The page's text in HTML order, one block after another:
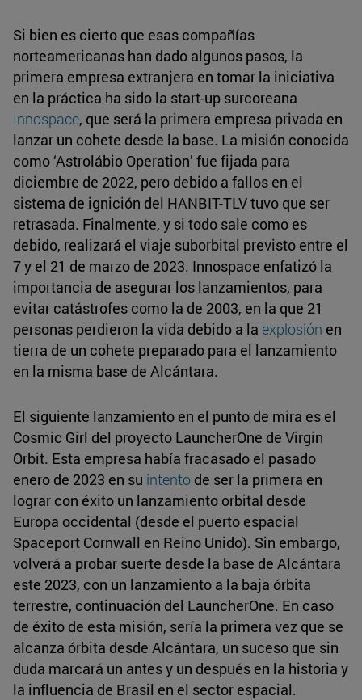
Si bien es cierto que esas compañías
norteamericanas han dado algunos pasos, la
primera empresa extranjera en tomar la iniciativa
en la práctica ha sido la start-up surcoreana
Innospace, que será la primera empresa privada en
lanzar un cohete desde la base. La misión conocida
como ‘Astrolábio Operation’ fue fijada para
diciembre de 2022, pero debido a fallos en el
sistema de ignición del HANBIT-TLV tuvo que ser
retrasada. Finalmente, y si todo sale como es
debido, realizará el viaje suborbital previsto entre el
7 y el 21 de marzo de 2023. Innospace enfatizó la
importancia de asegurar los lanzamientos, para
evitar catástrofes como la de 2003, en la que 21
personas perdieron la vida debido a la explosión en
tierra de un cohete preparado para el lanzamiento
en la misma base de Alcántara.
El siguiente lanzamiento en el punto de mira es el
Cosmic Girl del proyecto LauncherOne de Virgin
Orbit. Esta empresa había fracasado el pasado
enero de 2023 en su intento de ser la primera en
lograr con éxito un lanzamiento orbital desde
Europa occidental (desde el puerto espacial
Spaceport Cornwall en Reino Unido). Sin embargo,
volverá a probar suerte desde la base de Alcántara
este 2023, con un lanzamiento a la baja órbita
terrestre, continuación del LauncherOne. En caso
de éxito de esta misión, sería la primera vez que se
alcanza órbita desde Alcántara, un suceso que sin
duda marcará un antes y un después en la historia y
la influencia de Brasil en el sector espacial.